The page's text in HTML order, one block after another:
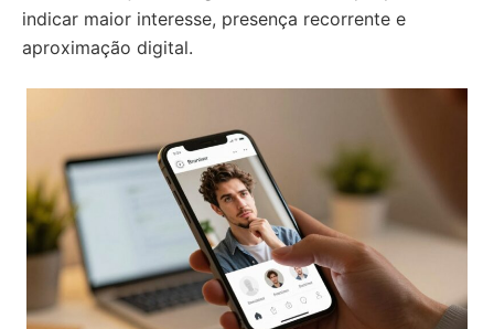
indicar maior interesse, presença recorrente e
aproximação digital.